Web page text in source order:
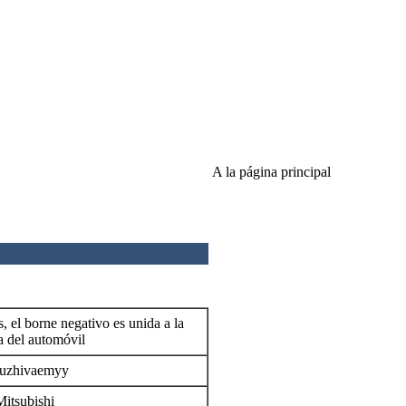
el borne negativo es unida a la
del automóvil
A la página principal